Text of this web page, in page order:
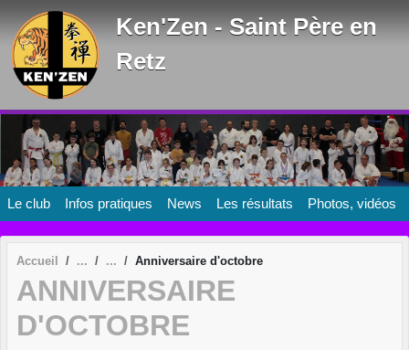
Ken'Zen - Saint Père en
Retz
Le club Infos pratiques News Les résultats Photos, vidéos
Accueil Anniversaire d'octobre
ANNIVERSAIRE
D'OCTOBRE
Panneau de gestion des cookies